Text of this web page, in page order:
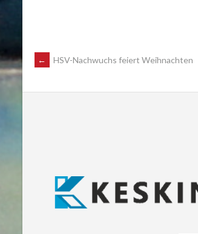
POST
NAVIGATION
← HSV-Nachwuchs feiert Weihnachten